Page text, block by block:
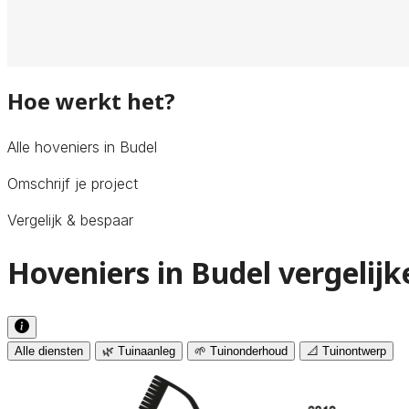
Hoe werkt het?
Alle hoveniers in Budel
Omschrijf je project
Vergelijk & bespaar
Hoveniers in Budel
Alle diensten 🌿 Tuinaanleg 🌱 Tuinonderhoud 📐 Tuinontwerp